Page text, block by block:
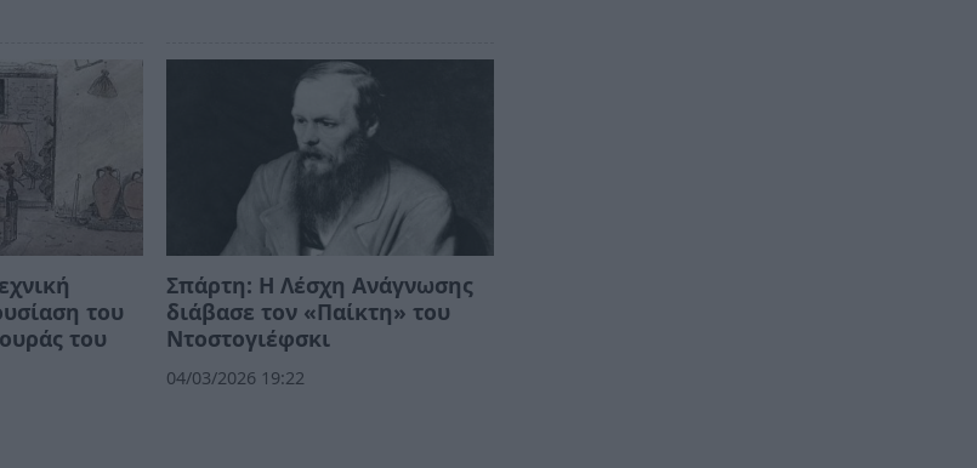
του
του
Σπάρτη: Η Λέσχη Ανάγνωσης
διάβασε τον «Παίκτη» του
Ντοστογιέφσκι
04/03/2026 19:22